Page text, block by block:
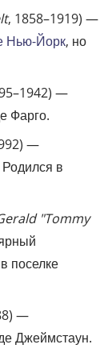
, 1858–1919) —
Нью-Йорк, но
—
Фарго.
—
в
"Tommy
поселке
—
Джеймстаун.